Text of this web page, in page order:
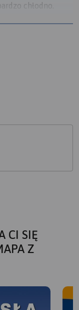
chłodno.
tłoczno na
Wisełka 1
CI SIĘ
Z